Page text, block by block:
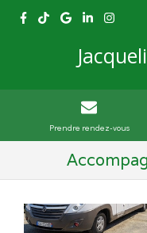
Prendre rendez-vous